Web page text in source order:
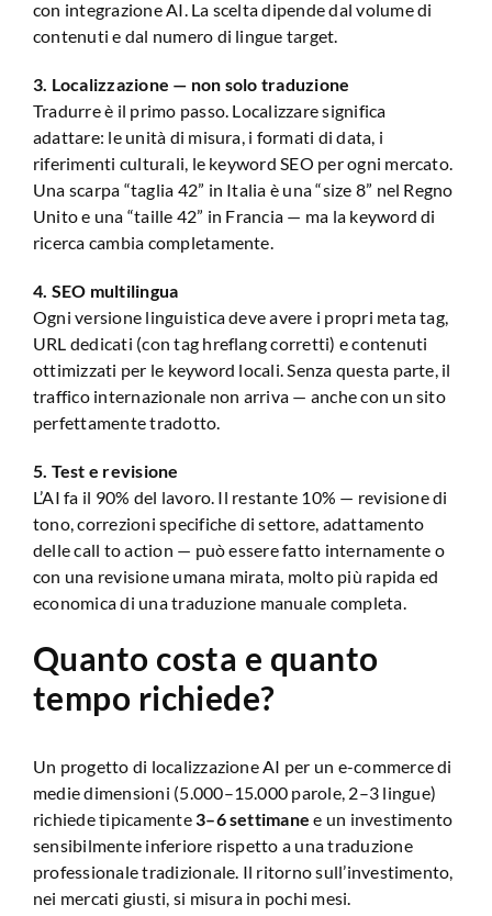
con integrazione AI. La scelta dipende dal volume di
contenuti e dal numero di lingue target.
3. Localizzazione — non solo traduzione
Tradurre è il primo passo. Localizzare significa
adattare: le unità di misura, i formati di data, i
riferimenti culturali, le keyword SEO per ogni mercato.
Una scarpa “taglia 42” in Italia è una “size 8” nel Regno
Unito e una “taille 42” in Francia — ma la keyword di
ricerca cambia completamente.
4. SEO multilingua
Ogni versione linguistica deve avere i propri meta tag,
URL dedicati (con tag hreflang corretti) e contenuti
ottimizzati per le keyword locali. Senza questa parte, il
traffico internazionale non arriva — anche con un sito
perfettamente tradotto.
5. Test e revisione
L’AI fa il 90% del lavoro. Il restante 10% — revisione di
tono, correzioni specifiche di settore, adattamento
delle call to action — può essere fatto internamente o
con una revisione umana mirata, molto più rapida ed
economica di una traduzione manuale completa.
Quanto costa e quanto
tempo richiede?
Un progetto di localizzazione AI per un e-commerce di
medie dimensioni (5.000–15.000 parole, 2–3 lingue)
richiede tipicamente 3–6 settimane e un investimento
sensibilmente inferiore rispetto a una traduzione
professionale tradizionale. Il ritorno sull’investimento,
nei mercati giusti, si misura in pochi mesi.